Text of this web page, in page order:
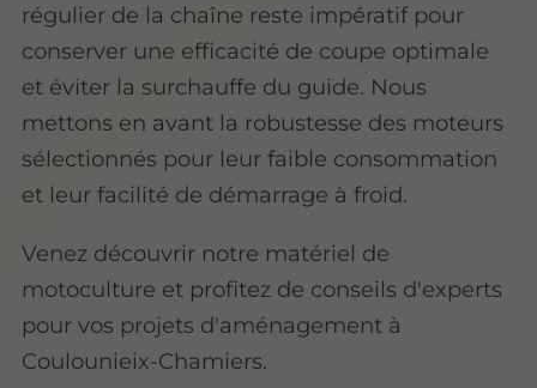
régulier de la chaîne reste impératif pour
conserver une efficacité de coupe optimale
et éviter la surchauffe du guide. Nous
mettons en avant la robustesse des moteurs
sélectionnés pour leur faible consommation
et leur facilité de démarrage à froid.
Venez découvrir notre matériel de
motoculture et profitez de conseils d'experts
pour vos projets d'aménagement à
Coulounieix-Chamiers.